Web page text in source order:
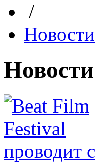
/
Новости
Новости